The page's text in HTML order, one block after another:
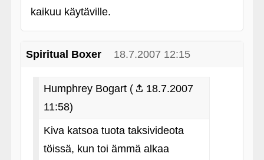
kaikuu käytäville.
Spiritual Boxer 18.7.2007 12:15
Humphrey Bogart (
18.7.2007
11:58)
Kiva katsoa tuota taksivideota
töissä, kun toi ämmä alkaa